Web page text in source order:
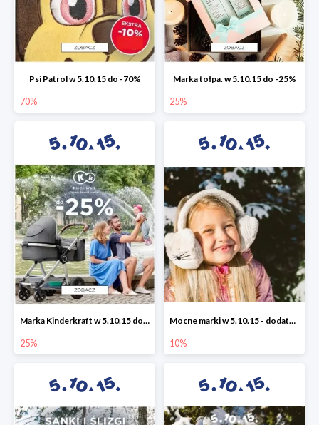
Psi Patrol w 5.10.15 do -70%
70%
Marka tołpa. w 5.10.15 do -25%
25%
Marka Kinderkraft w 5.10.15 do -25%
25%
Mocne marki w 5.10.15 - dodatkowe -10% rabatu
10%